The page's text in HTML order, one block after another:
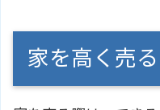
家を高く売